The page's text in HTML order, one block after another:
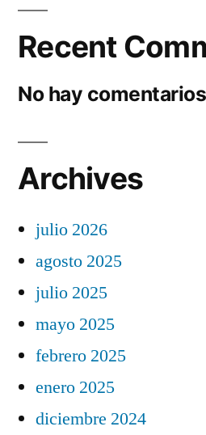
Recent
No hay
Archives
julio 2026
agosto 2025
julio 2025
mayo 2025
febrero 2025
enero 2025
diciembre 2024